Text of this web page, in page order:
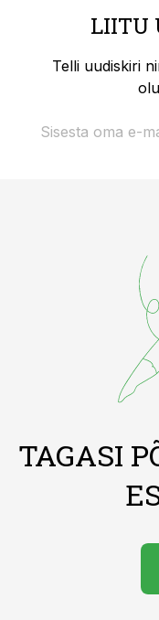
LIITU
Telli uudiskiri
TAGASI